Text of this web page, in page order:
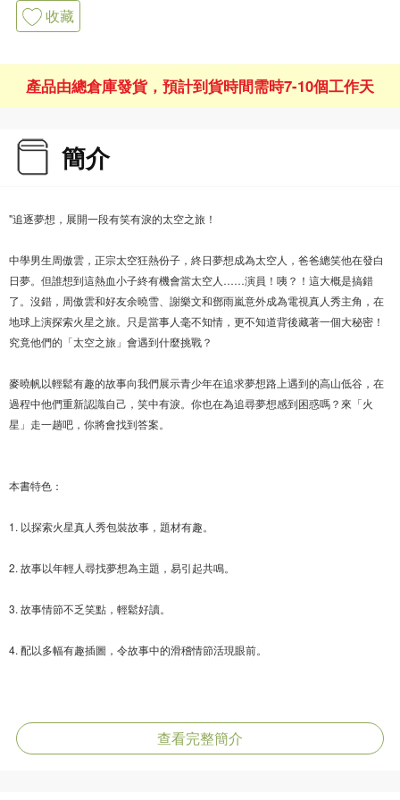
收藏
產品由總倉庫發貨，預計到貨時間需時7-10個工作天
簡介
"追逐夢想，展開一段有笑有淚的太空之旅！
中學男生周傲雲，正宗太空狂熱份子，終日夢想成為太空人，爸爸總笑他在發白
日夢。但誰想到這熱血小子終有機會當太空人……演員！咦？！這大概是搞錯
了。沒錯，周傲雲和好友余曉雪、謝樂文和鄧雨嵐意外成為電視真人秀主角，在
地球上演探索火星之旅。只是當事人毫不知情，更不知道背後藏著一個大秘密！
究竟他們的「太空之旅」會遇到什麼挑戰？
麥曉帆以輕鬆有趣的故事向我們展示青少年在追求夢想路上遇到的高山低谷，在
過程中他們重新認識自己，笑中有淚。你也在為追尋夢想感到困惑嗎？來「火
星」走一趟吧，你將會找到答案。
本書特色：
1. 以探索火星真人秀包裝故事，題材有趣。
2. 故事以年輕人尋找夢想為主題，易引起共鳴。
3. 故事情節不乏笑點，輕鬆好讀。
4. 配以多幅有趣插圖，令故事中的滑稽情節活現眼前。
麥曉帆，一個高高瘦瘦的大男生，喜歡讀小說、畫漫畫。作者創作範圍廣泛，不
查看完整簡介